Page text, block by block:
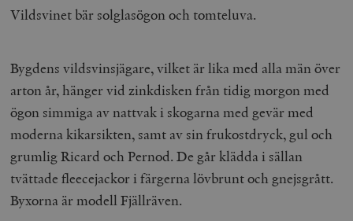
Vildsvinet bär solglasögon och tomteluva.
Bygdens vildsvinsjägare, vilket är lika med alla män över
arton år, hänger vid zinkdisken från tidig morgon med
ögon simmiga av nattvak i skogarna med gevär med
moderna kikarsikten, samt av sin frukostdryck, gul och
grumlig Ricard och Pernod. De går klädda i sällan
tvättade fleecejackor i färgerna lövbrunt och gnejsgrått.
Byxorna är modell Fjällräven.